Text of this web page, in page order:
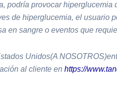
podría provocar
de hiperglucemia, el
en sangre o eventos que
Unidos(A
al cliente en https://